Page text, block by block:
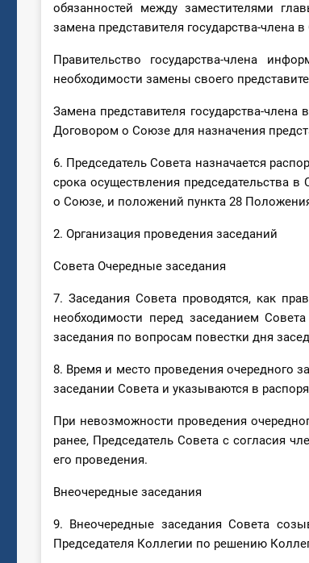
обязанностей между заместителями
замена представителя государства-члена в
Правительство государства-члена
необходимости замены своего
Замена представителя государства-
Договором о Союзе для назначения
6. Председатель Совета назначается
срока осуществления председательства
о Союзе, и положений пункта 28
2. Организация проведения заседаний
Совета Очередные заседания
7. Заседания Совета проводятся, как
необходимости перед заседанием
заседания по вопросам повестки дня
8. Время и место проведения очередного
заседании Совета и указываются в
При невозможности проведения
ранее, Председатель Совета с согласия
его проведения.
Внеочередные заседания
9. Внеочередные заседания Совета
Председателя Коллегии по решению